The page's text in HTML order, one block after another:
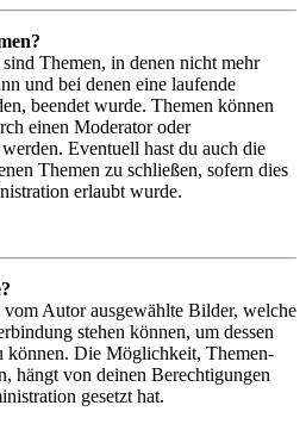
Themen, in denen nicht mehr
und bei denen eine laufende
beendet wurde. Themen können
einen Moderator oder
Eventuell hast du auch die
Themen zu schließen, sofern dies
erlaubt wurde.
Autor ausgewählte Bilder, welche
stehen können, um dessen
können. Die Möglichkeit, Themen-
hängt von deinen Berechtigungen
gesetzt hat.